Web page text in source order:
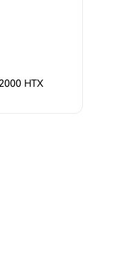
HTX